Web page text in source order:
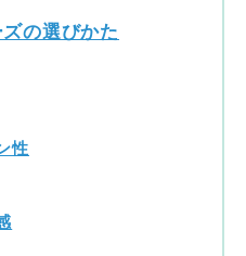
の選びかた
性